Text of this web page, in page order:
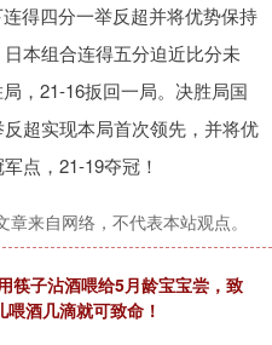
得四分一举反超并将优势保持
本组合连得五分迫近比分未
，21-16扳回一局。决胜局国
超实现本局首次领先，并将优
点，21-19夺冠！
章来自网络，不代表本站观点。
筷子沾酒喂给5月龄宝宝尝，致
酒几滴就可致命！